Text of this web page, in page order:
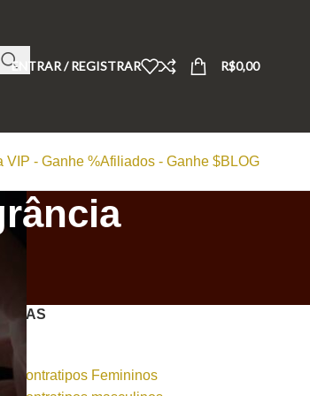
ENTRAR / REGISTRAR R$0,00
VIP - Ganhe %Afiliados - Ganhe $BLOG
Contratipos Femininos